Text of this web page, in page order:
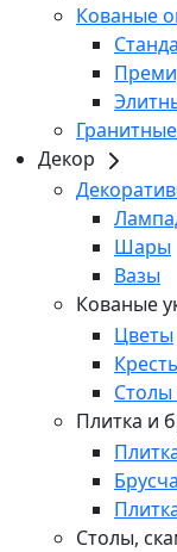
Кованые
Декор
Шары
Вазы
Кованые
Цветы
Столы
Плитка и
Столы,